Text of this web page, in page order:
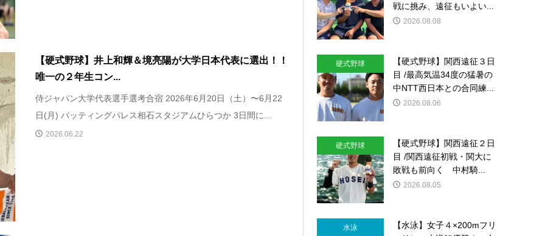
【硬式野球】井上和輝＆境亮陽が大学日本代表に選出！！
唯一の２年生コン...
侍ジャパン大学代表選手選考合宿 2026年6月20日（土）〜6月22
日(月) バッティングパレス相石スタジアムひらつか 3日間に...
2026.06.22
戦に挑み、遠征もいよい...
2026.08.08
硬式野球
【硬式野球】関西遠征３日
目 /最高気温34度の猛暑の
中NTT西日本との合同練...
2026.08.06
硬式野球
【硬式野球】関西遠征２日
目 /関西遠征初戦・関大に
敗戦も前向く 中村騎...
2026.08.05
水泳
【水泳】女子４×200mフリ